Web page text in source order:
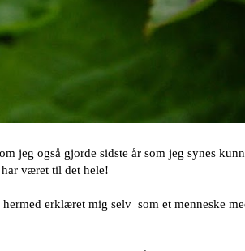
jeg også gjorde sidste år som jeg synes
været til det hele!
hermed erklæret mig selv som et menneske